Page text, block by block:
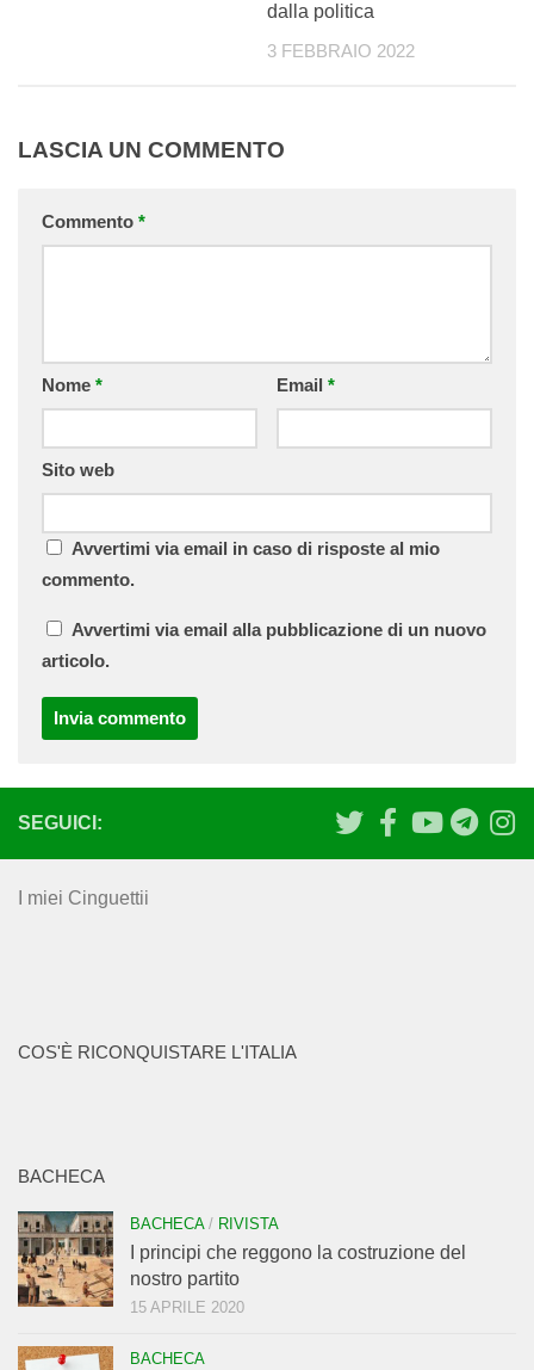
dalla politica
3 FEBBRAIO 2022
LASCIA UN COMMENTO
Commento *
Nome * Email *
Sito web
Avvertimi via email in caso di risposte al mio
commento.
Avvertimi via email alla pubblicazione di un nuovo
articolo.
SEGUICI:
I miei Cinguettii
COS'È RICONQUISTARE L'ITALIA
BACHECA
BACHECA/ RIVISTA
I principi che reggono la costruzione del
nostro partito
15 APRILE 2020
BACHECA